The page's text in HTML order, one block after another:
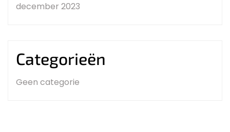
december 2023
Categorieën
Geen categorie